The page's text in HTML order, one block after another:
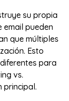
su propia
email pueden
que múltiples
Esto
para
vs.
principal.